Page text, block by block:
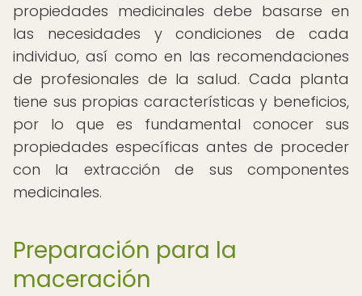
propiedades medicinales debe basarse en
las necesidades y condiciones de cada
individuo, así como en las recomendaciones
de profesionales de la salud. Cada planta
tiene sus propias características y beneficios,
por lo que es fundamental conocer sus
propiedades específicas antes de proceder
con la extracción de sus componentes
medicinales.
Preparación para la
maceración